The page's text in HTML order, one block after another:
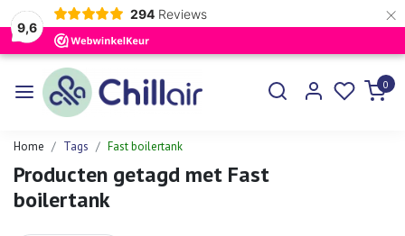
9,6
294 Reviews ×
0
Home Tags Fast boilertank
Producten getagd met Fast
boilertank